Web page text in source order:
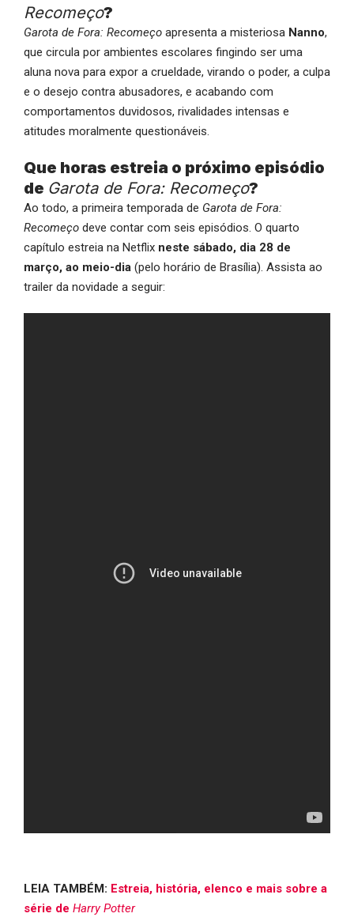
Recomeço?
Garota de Fora: Recomeço apresenta a misteriosa Nanno,
que circula por ambientes escolares fingindo ser uma
aluna nova para expor a crueldade, virando o poder, a culpa
e o desejo contra abusadores, e acabando com
comportamentos duvidosos, rivalidades intensas e
atitudes moralmente questionáveis.
Que horas estreia o próximo episódio
de Garota de Fora: Recomeço?
Ao todo, a primeira temporada de Garota de Fora:
Recomeço deve contar com seis episódios. O quarto
capítulo estreia na Netflix neste sábado, dia 28 de
março, ao meio-dia (pelo horário de Brasília). Assista ao
trailer da novidade a seguir:
LEIA TAMBÉM: Estreia, história, elenco e mais sobre a
série de Harry Potter